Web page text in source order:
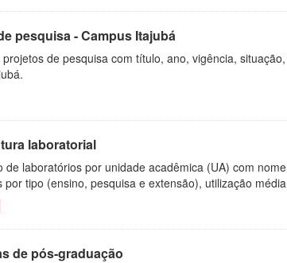
pesquisa - Campus Itajubá
projetos de pesquisa com título, ano, vigência,
laboratorial
de laboratórios por unidade acadêmica (UA) com
por tipo (ensino, pesquisa e extensão), utilização
de pós-graduação